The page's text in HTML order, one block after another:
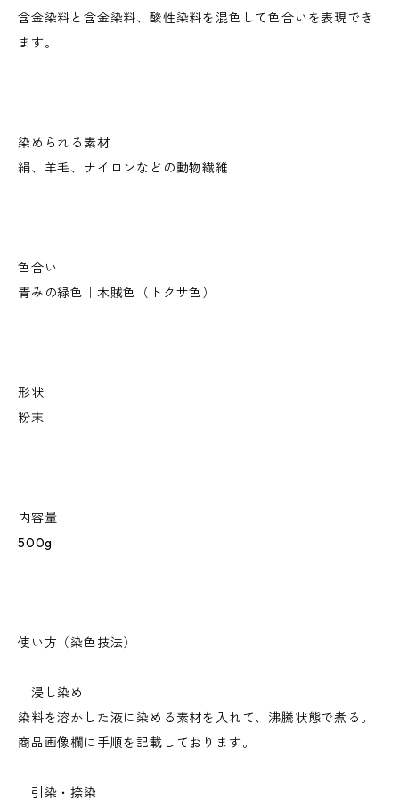
含金染料と含金染料、酸性染料を混色して色合いを表現でき
ます。
染められる素材
絹、羊毛、ナイロンなどの動物繊維
色合い
青みの緑色｜木賊色（トクサ色）
形状
粉末
内容量
500g
使い方（染色技法）
浸し染め
染料を溶かした液に染める素材を入れて、沸騰状態で煮る。
商品画像欄に手順を記載しております。
引染・捺染